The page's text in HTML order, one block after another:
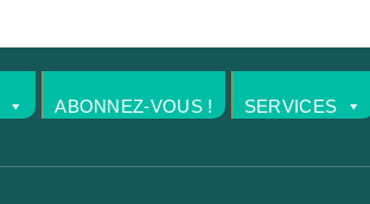
ABONNEZ-VOUS ! SERVICES